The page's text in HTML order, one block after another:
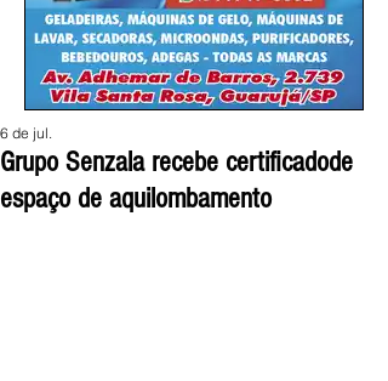
Grupo Senzala recebe certificadode
espaço de aquilombamento
6 de jul.